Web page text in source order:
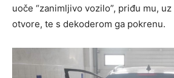
uoče “zanimljivo vozilo”, priđu mu,
otvore, te s dekoderom ga pokrenu.